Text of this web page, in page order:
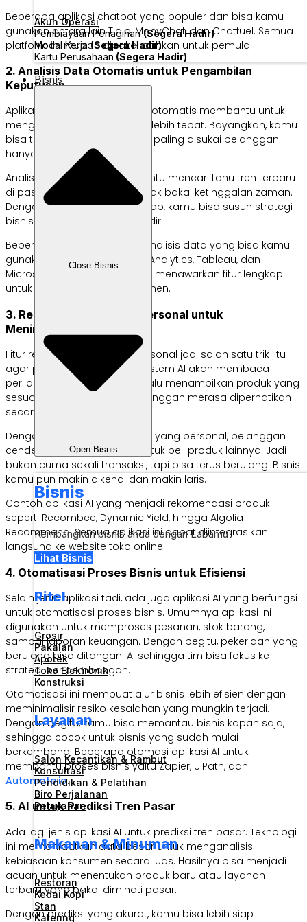
Akun Operasi
Pembiayaan Penagihan(Segera Hadir)
Modal Kerja(Segera Hadir)
Kartu Perusahaan (Segera Hadir)
Bisnis
Close Bisnis
Open Bisnis
Bisnis
Kembangkan bisnis anda dengan Labamu
Lihat Bisnis
Ritel
Grosir
Pakaian
Apotek
Toko Elektronik
Konstruksi
Layanan
Salon Kecantikan & Rambut
Konsultasi
Pendidikan & Pelatihan
Biro Perjalanan
Pelayanan
Makanan & Minuman
Restoran
Kedai Kopi
Stan
Katering
Beberapa aplikasi chatbot yang populer dan bisa kamu
gunakan antara lain Tidio, ManyChat, dan Chatfuel. Semua
platform ini mudah dipakai bahkan untuk pemula.
2. Analisis Data Otomatis untuk Pengambilan
Keputusan
Aplikasi AI untuk analisis data otomatis membantu untuk
mengambil keputusan bisnis lebih tepat. Bayangkan, kamu
bisa tahu produk mana yang paling disukai pelanggan
hanya dalam hitungan detik.
Analisis data ini juga membantu mencari tahu tren terbaru
di pasar. Jadi, bisnis kamu tidak bakal ketinggalan zaman.
Dengan informasi yang lengkap, kamu bisa susun strategi
bisnis dengan lebih percaya diri.
Beberapa platform AI untuk analisis data yang bisa kamu
gunakan contohnya Google Analytics, Tableau, dan
Microsoft Power BI. Semuanya menawarkan fitur lengkap
untuk membaca pola konsumen.
3. Rekomendasi Produk Personal untuk
Meningkatkan Penjualan
Fitur rekomendasi produk personal jadi salah satu trik jitu
agar penjualan meningkat. Sistem AI akan membaca
perilaku belanja pelanggan, lalu menampilkan produk yang
sesuai minatnya. Ini bikin pelanggan merasa diperhatikan
secara khusus.
Dengan pengalaman belanja yang personal, pelanggan
cenderung bakal balik lagi untuk beli produk lainnya. Jadi
bukan cuma sekali transaksi, tapi bisa terus berulang. Bisnis
kamu pun makin dikenal dan makin laris.
Contoh aplikasi AI yang menjadi rekomendasi produk
seperti Recombee, Dynamic Yield, hingga Algolia
Recommend. Semua aplikasi ini dapat diintegrasikan
langsung ke website toko online.
4. Otomatisasi Proses Bisnis untuk Efisiensi
Selain jenis aplikasi tadi, ada juga aplikasi AI yang berfungsi
untuk otomatisasi proses bisnis. Umumnya aplikasi ini
digunakan untuk memproses pesanan, stok barang,
sampai laporan keuangan. Dengan begitu, pekerjaan yang
berulang bisa ditangani AI sehingga tim bisa fokus ke
strategi pengembangan.
Otomatisasi ini membuat alur bisnis lebih efisien dengan
meminimalisir resiko kesalahan yang mungkin terjadi.
Dengan begitu, kamu bisa memantau bisnis kapan saja,
sehingga cocok untuk bisnis yang sudah mulai
berkembang. Beberapa otomasi aplikasi AI untuk
membantu proses bisnis yaitu Zapier, UiPath, dan
Automate.io.
5. AI untuk Prediksi Tren Pasar
Ada lagi jenis aplikasi AI untuk prediksi tren pasar. Teknologi
ini memanfaatkan data besar untuk menganalisis
kebiasaan konsumen secara luas. Hasilnya bisa menjadi
acuan untuk menentukan produk baru atau layanan
terbaru yang bakal diminati pasar.
Dengan prediksi yang akurat, kamu bisa lebih siap